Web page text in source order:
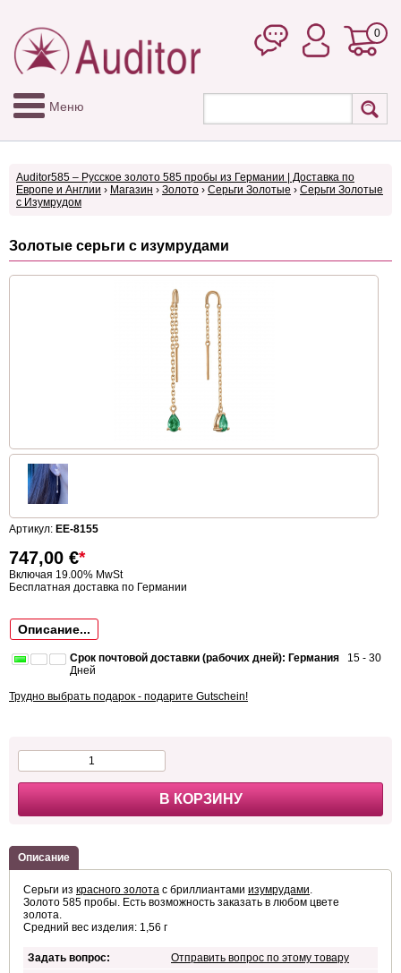
0
Меню
Auditor585 – Русское золото 585 пробы из Германии | Доставка по
Европе и Англии › Магазин › Золото › Серьги Золотые › Серьги Золотые
с Изумрудом
Золотые серьги с изумрудами
Артикул: EE-8155
747,00 €*
Включая 19.00% MwSt
Бесплатная доставка по Германии
Описание...
Срок почтовой доставки (рабочих дней): Германия 15 - 30
Дней
Трудно выбрать подарок - подарите Gutschein!
В КОРЗИНУ
Описание
Серьги из красного золота с бриллиантами изумрудами.
Золото 585 пробы. Есть возможность заказать в любом цвете
золота.
Средний вес изделия: 1,56 г
Задать вопрос:
Отправить вопрос по этому товару